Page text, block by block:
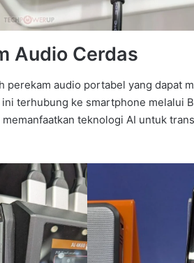
Audio Cerdas
perekam audio portabel yang dapat
terhubung ke smartphone melalui
teknologi AI untuk